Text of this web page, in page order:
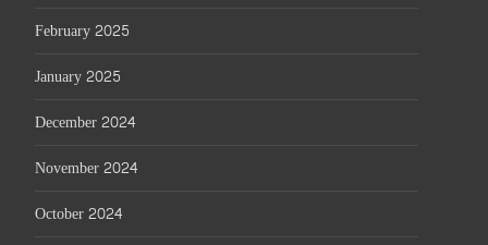
February 2025
January 2025
December 2024
November 2024
October 2024